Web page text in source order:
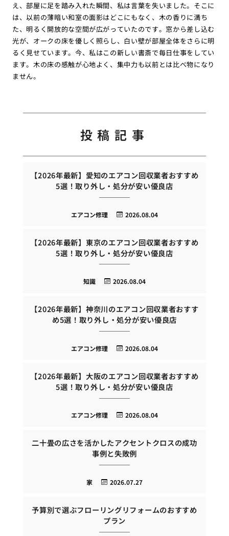
え、部屋に足を踏み入れた瞬間、私は言葉を失いました。そこに
は、以前の薄暗い和室の面影はどこにもなく、木の香りに満ち
た、明るく開放的な空間が広がっていたのです。窓から差し込む
光が、オークの床を優しく照らし、白い壁が部屋全体をさらに明
るく見せています。今、私はこの新しい書斎で毎日仕事をしてい
ます。木の床の感触が心地よく、集中力も以前とは比べ物になり
ません。
投稿記事
【2026年最新】愛知のエアコン回収業者おすすめ
5選！取り外し・処分が安い優良店
2026.08.04
エアコン修理
【2026年最新】東京のエアコン回収業者おすすめ
5選！取り外し・処分が安い優良店
2026.08.04
知識
【2026年最新】神奈川のエアコン回収業者おすす
め5選！取り外し・処分が安い優良店
2026.08.04
エアコン修理
【2026年最新】大阪のエアコン回収業者おすすめ
5選！取り外し・処分が安い優良店
2026.08.04
エアコン修理
二十畳の広さを活かしたアクセントクロスの成功
事例と失敗例
2026.07.27
家
予算別で選ぶフローリングリフォームのおすすめ
プラン